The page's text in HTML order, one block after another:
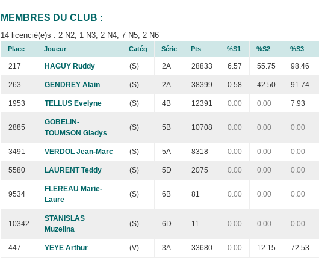
MEMBRES DU CLUB :
14 licencié(e)s : 2 N2, 1 N3, 2 N4, 7 N5, 2 N6
Place Joueur Catég Série Pts %S1 %S2 %S3
217 HAGUY Ruddy (S) 2A 28833 6.57 55.75 98.46
263 GENDREY Alain (S) 2A 38399 0.58 42.50 91.74
1953 TELLUS Evelyne (S) 4B 12391 0.00 0.00 7.93
2885
GOBELIN-
TOUMSON Gladys
(S) 5B 10708 0.00 0.00 0.00
3491 VERDOL Jean-Marc (S) 5A 8318 0.00 0.00 0.00
5580 LAURENT Teddy (S) 5D 2075 0.00 0.00 0.00
9534
FLEREAU Marie-
Laure
(S) 6B 81 0.00 0.00 0.00
10342
STANISLAS
Muzelina
(S) 6D 11 0.00 0.00 0.00
447 YEYE Arthur (V) 3A 33680 0.00 12.15 72.53